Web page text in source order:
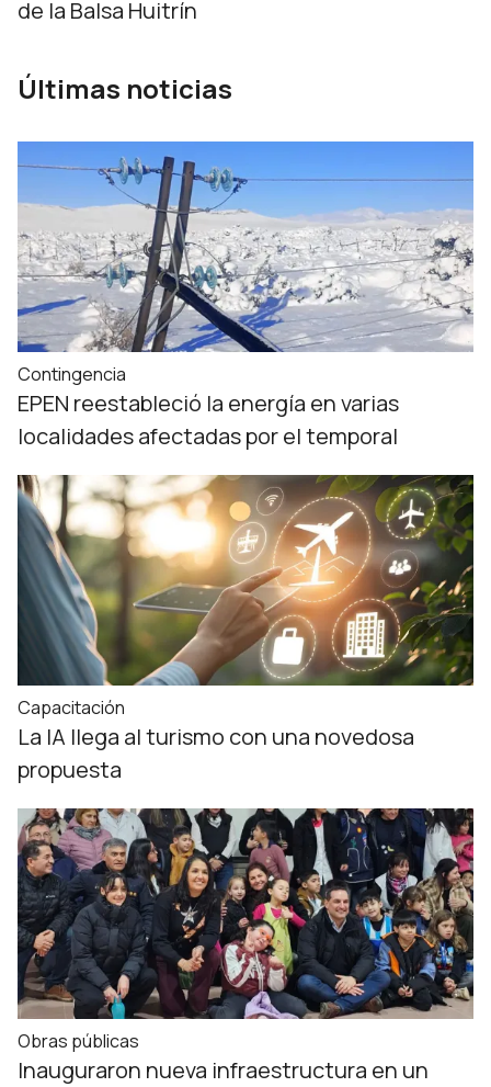
de la Balsa Huitrín
Últimas noticias
Contingencia
EPEN reestableció la energía en varias
localidades afectadas por el temporal
Capacitación
La IA llega al turismo con una novedosa
propuesta
Obras públicas
Inauguraron nueva infraestructura en un